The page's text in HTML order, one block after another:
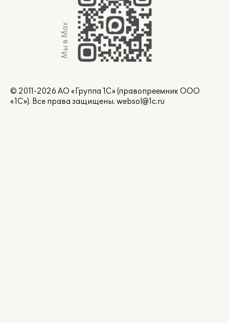
Мы в Max
© 2011-2026 АО «Группа 1С» (правопреемник ООО
«1С»). Все права защищены. websol@1c.ru